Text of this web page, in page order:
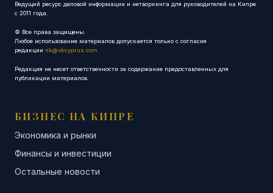
Ведущий ресурс деловой информации и нетворкинга для руководителей на Кипре
с 2011 года.
© Все права защищены.
Любое использование материалов допускается только с согласия
редакции nk@vkcyprus.com
Редакция не несет ответственности за содержание предоставленных для
публикации материалов.
БИЗНЕС НА КИПРЕ
Экономика и рынки
Финансы и инвестиции
Остальные новости